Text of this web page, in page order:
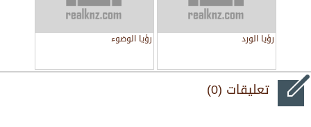
رؤيا الورد رؤيا الوضوء
تعليقات (0)